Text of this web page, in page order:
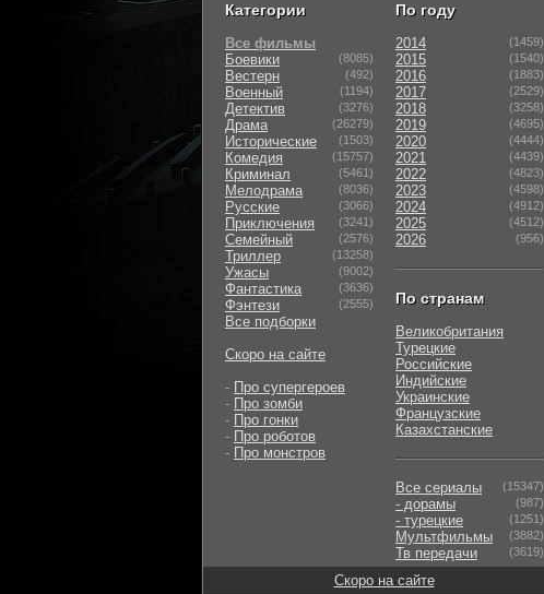
Категории
Все фильмы
Боевики
(8085)
Вестерн (492)
Военный (1194)
Детектив (3276)
Драма (26279)
Исторические (1503)
Комедия (15757)
Криминал (5461)
Мелодрама (8036)
Русские (3066)
Приключения (3241)
Семейный (2576)
Триллер (13258)
Ужасы (9002)
Фантастика (3636)
Фэнтези (2555)
Все подборки
Скоро на сайте
- Про супергероев
- Про зомби
- Про гонки
- Про роботов
- Про монстров
По году
2014 (1459)
2015 (1540)
2016 (1883)
2017 (2529)
2018 (3258)
2019 (4695)
2020 (4444)
2021 (4439)
2022 (4823)
2023 (4598)
2024 (4912)
2025 (4512)
2026 (956)
По странам
Великобритания
Турецкие
Российские
Индийские
Украинские
Французские
Казахстанские
Все сериалы (15347)
- дорамы (987)
- турецкие (1251)
Мультфильмы (3882)
Тв передачи (3619)
Скоро на сайте